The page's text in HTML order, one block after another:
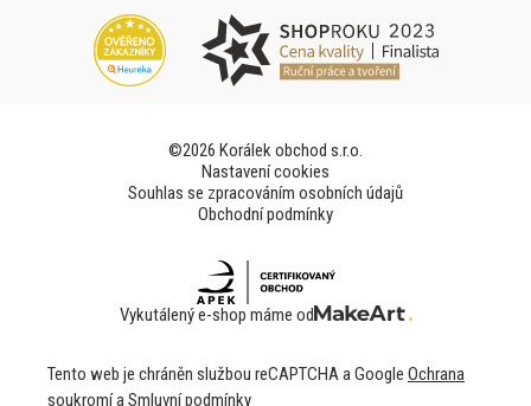
©2026 Korálek obchod s.r.o.
Nastavení cookies
Souhlas se zpracováním osobních údajů
Obchodní podmínky
Vykutálený e-shop máme od
Tento web je chráněn službou reCAPTCHA a Google Ochrana
soukromía Smluvní podmínky